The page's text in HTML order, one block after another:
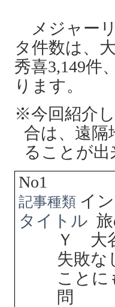
メジャー
タ件数は、
秀喜3,149件
ります。
※今回紹介
合は、遠隔
ることが
No1
記事種類 イ
タイトル
Ｙ 大
失敗な
ことに
問